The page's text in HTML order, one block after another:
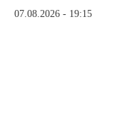
07.08.2026 - 19:15